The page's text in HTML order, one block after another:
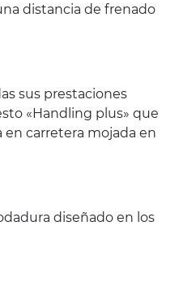
distancia de frenado
sus prestaciones
«Handling plus» que
carretera mojada en
diseñado en los